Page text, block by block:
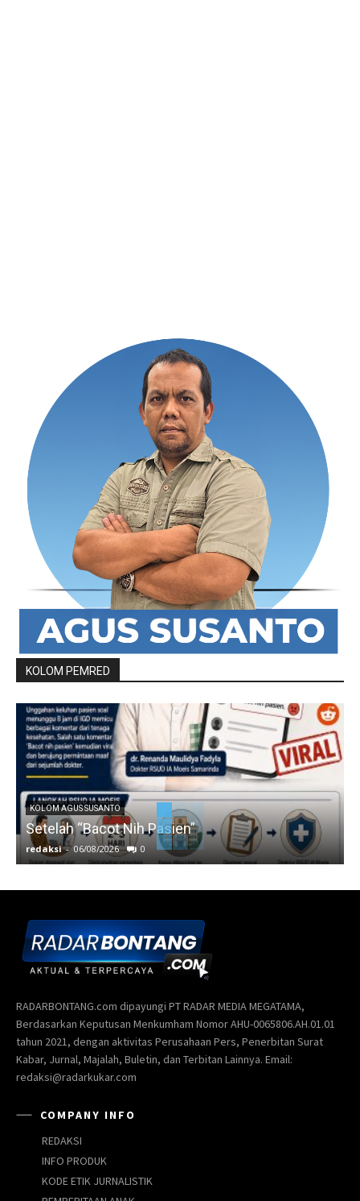
KOLOM PEMRED
KOLOM AGUS SUSANTO
Setelah “Bacot Nih Pasien”
redaksi - 06/08/2026 0
RADARBONTANG.com dipayungi PT RADAR MEDIA MEGATAMA,
Berdasarkan Keputusan Menkumham Nomor AHU-0065806.AH.01.01
tahun 2021, dengan aktivitas Perusahaan Pers, Penerbitan Surat
Kabar, Jurnal, Majalah, Buletin, dan Terbitan Lainnya. Email:
redaksi@radarkukar.com
COMPANY INFO
REDAKSI
INFO PRODUK
KODE ETIK JURNALISTIK